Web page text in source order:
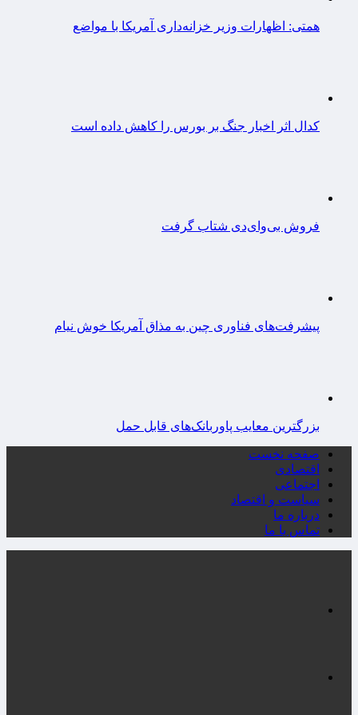
همتی: اظهارات وزیر خزانه‌داری آمریکا با مواضع
کدال اثر اخبار جنگ بر بورس را کاهش داده است
فروش بی‌وای‌دی شتاب گرفت
پیشرفت‌های فناوری چین به مذاق آمریکا خوش نیام
بزرگترین معایب پاوربانک‌های قابل حمل
صفحه نخست
اقتصادی
اجتماعی
سیاست و اقتصاد
درباره ما
تماس با ما